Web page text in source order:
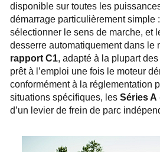
disponible sur toutes les
démarrage particulièrement simple
sélectionner le sens de marche, et
desserre automatiquement dans le
rapport C1, adapté à la plupart
prêt à l’emploi une fois le moteur
conformément à la réglementation
situations spécifiques, les Séries A
d’un levier de frein de parc